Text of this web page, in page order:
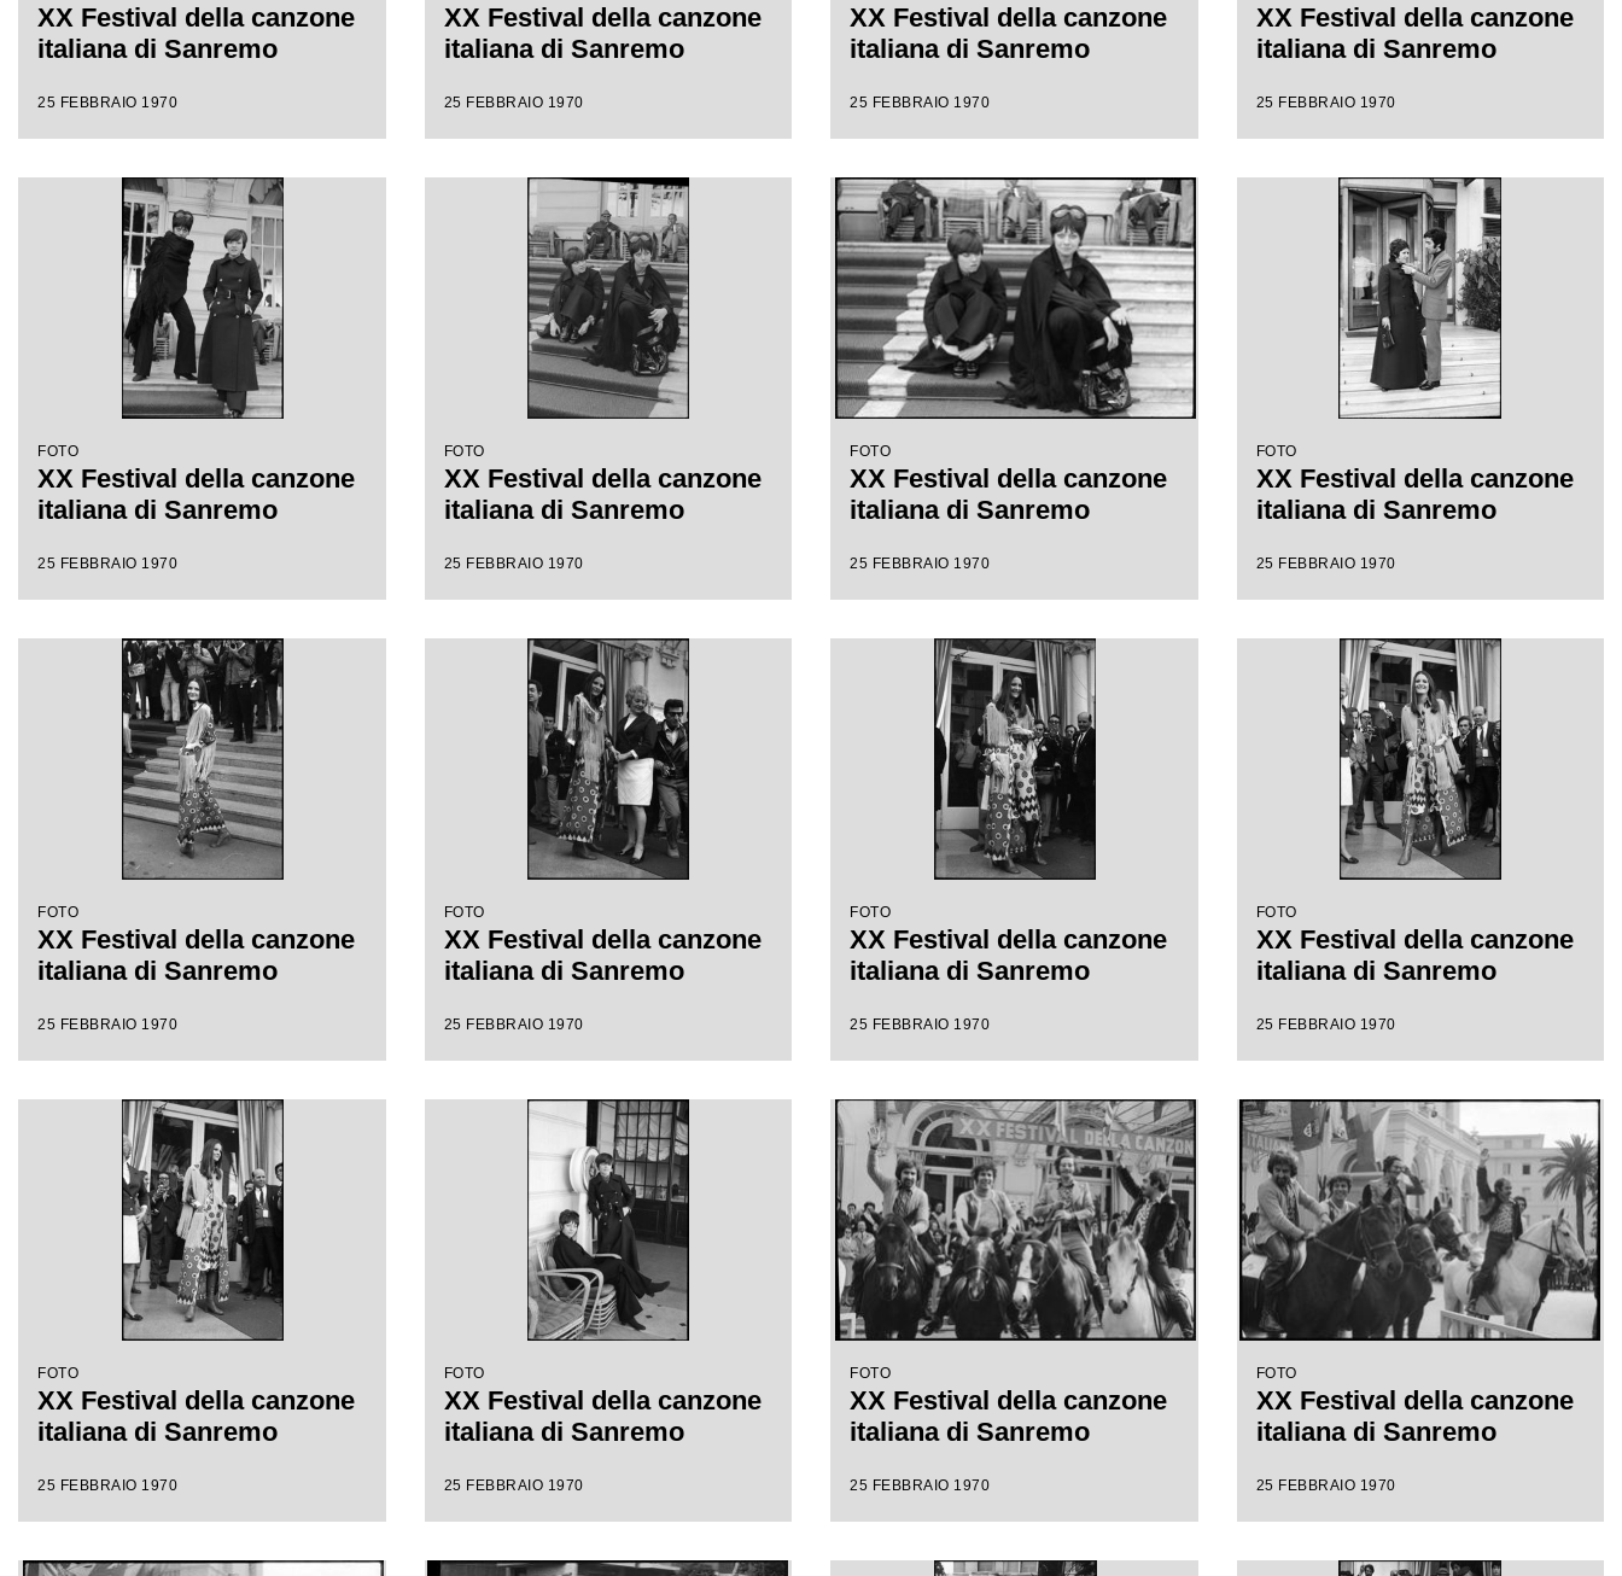
XX Festival della canzone
italiana di Sanremo
25 FEBBRAIO 1970
XX Festival della canzone
italiana di Sanremo
25 FEBBRAIO 1970
XX Festival della canzone
italiana di Sanremo
25 FEBBRAIO 1970
XX Festival della canzone
italiana di Sanremo
25 FEBBRAIO 1970
FOTO
XX Festival della canzone
italiana di Sanremo
25 FEBBRAIO 1970
FOTO
XX Festival della canzone
italiana di Sanremo
25 FEBBRAIO 1970
FOTO
XX Festival della canzone
italiana di Sanremo
25 FEBBRAIO 1970
FOTO
XX Festival della canzone
italiana di Sanremo
25 FEBBRAIO 1970
FOTO
XX Festival della canzone
italiana di Sanremo
25 FEBBRAIO 1970
FOTO
XX Festival della canzone
italiana di Sanremo
25 FEBBRAIO 1970
FOTO
XX Festival della canzone
italiana di Sanremo
25 FEBBRAIO 1970
FOTO
XX Festival della canzone
italiana di Sanremo
25 FEBBRAIO 1970
FOTO
XX Festival della canzone
italiana di Sanremo
25 FEBBRAIO 1970
FOTO
XX Festival della canzone
italiana di Sanremo
25 FEBBRAIO 1970
FOTO
XX Festival della canzone
italiana di Sanremo
25 FEBBRAIO 1970
FOTO
XX Festival della canzone
italiana di Sanremo
25 FEBBRAIO 1970